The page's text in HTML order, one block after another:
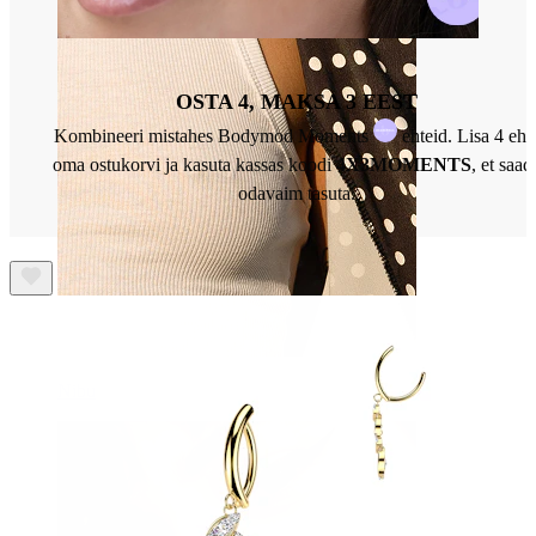
OSTA 4, MAKSA 3 EEST
Kombineeri mistahes Bodymod Moments
ehteid. Lisa 4
oma ostukorvi ja kasuta kassas koodi4X3MOMENTS, et
odavaim tasuta.